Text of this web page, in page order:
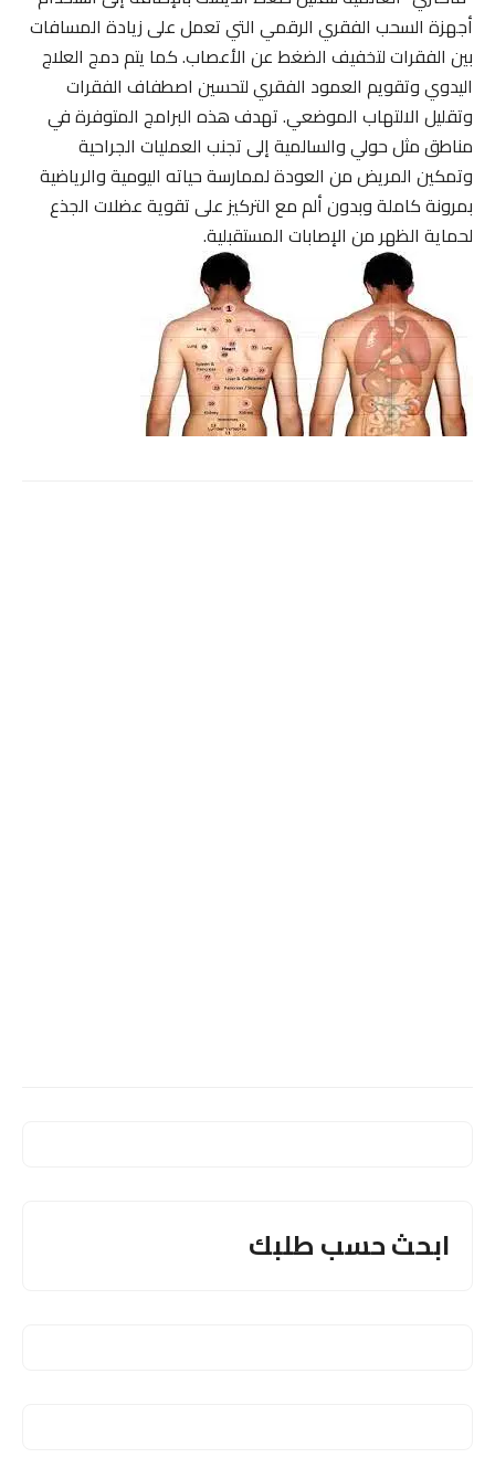
أجهزة السحب الفقري الرقمي التي تعمل على زيادة المسافات
بين الفقرات لتخفيف الضغط عن الأعصاب. كما يتم دمج العلاج
اليدوي وتقويم العمود الفقري لتحسين اصطفاف الفقرات
وتقليل الالتهاب الموضعي. تهدف هذه البرامج المتوفرة في
مناطق مثل حولي والسالمية إلى تجنب العمليات الجراحية
وتمكين المريض من العودة لممارسة حياته اليومية والرياضية
بمرونة كاملة وبدون ألم مع التركيز على تقوية عضلات الجذع
لحماية الظهر من الإصابات المستقبلية.
ابحث حسب طلبك